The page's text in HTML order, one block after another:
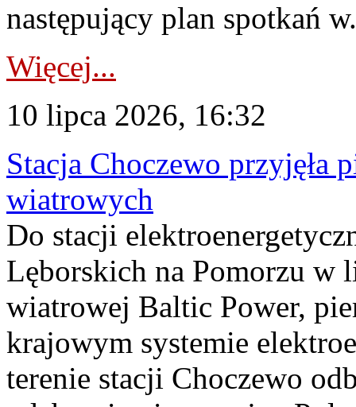
następujący plan spotkań
Więcej...
10 lipca 2026, 16:32
Stacja Choczewo przyjęła
wiatrowych
Do stacji
Lęborskich na Pomorzu w
wiatrowej Baltic Power,
krajowym systemie
terenie stacji Choczewo